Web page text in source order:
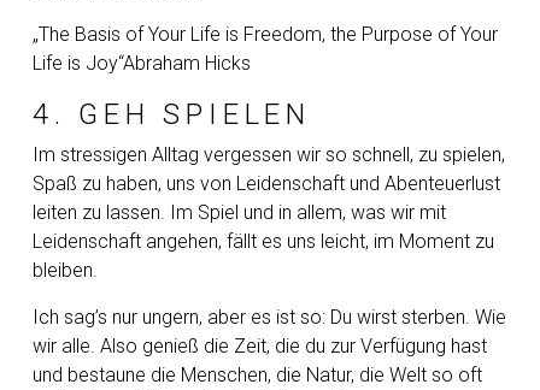
„The Basis of Your Life is Freedom, the Purpose of Your
Life is Joy“Abraham Hicks
4. GEH SPIELEN
Im stressigen Alltag vergessen wir so schnell, zu spielen,
Spaß zu haben, uns von Leidenschaft und Abenteuerlust
leiten zu lassen. Im Spiel und in allem, was wir mit
Leidenschaft angehen, fällt es uns leicht, im Moment zu
bleiben.
Ich sag’s nur ungern, aber es ist so: Du wirst sterben. Wie
wir alle. Also genieß die Zeit, die du zur Verfügung hast
und bestaune die Menschen, die Natur, die Welt so oft